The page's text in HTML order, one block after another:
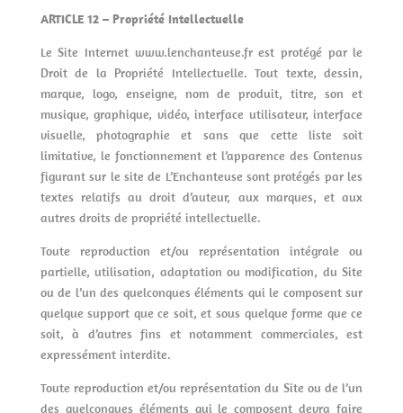
ARTICLE 12 – Propriété Intellectuelle
Le Site Internet www.lenchanteuse.fr est protégé par le
Droit de la Propriété Intellectuelle. Tout texte, dessin,
marque, logo, enseigne, nom de produit, titre, son et
musique, graphique, vidéo, interface utilisateur, interface
visuelle, photographie et sans que cette liste soit
limitative, le fonctionnement et l’apparence des Contenus
figurant sur le site de L’Enchanteuse sont protégés par les
textes relatifs au droit d’auteur, aux marques, et aux
autres droits de propriété intellectuelle.
Toute reproduction et/ou représentation intégrale ou
partielle, utilisation, adaptation ou modification, du Site
ou de l’un des quelconques éléments qui le composent sur
quelque support que ce soit, et sous quelque forme que ce
soit, à d’autres fins et notamment commerciales, est
expressément interdite.
Toute reproduction et/ou représentation du Site ou de l’un
des quelconques éléments qui le composent devra faire